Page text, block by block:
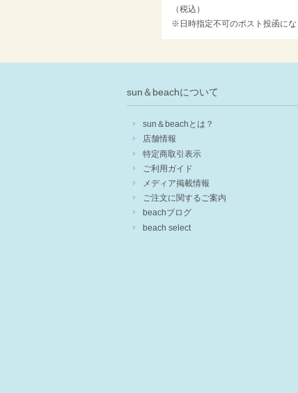
（税込）
※日時指定不可のポスト投函にな
sun＆beachについて
sun＆beachとは？
店舗情報
特定商取引表示
ご利用ガイド
メディア掲載情報
ご注文に関するご案内
beachブログ
beach select